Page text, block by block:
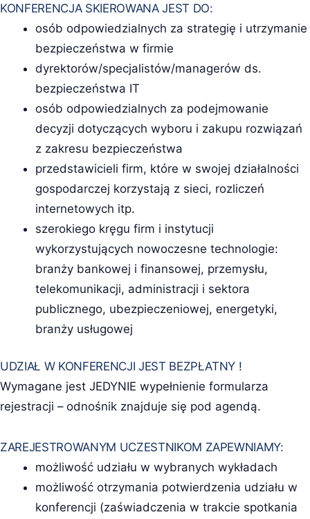
KONFERENCJA SKIEROWANA JEST DO:
osób odpowiedzialnych za strategię i utrzymanie
bezpieczeństwa w firmie
dyrektorów/specjalistów/managerów ds.
bezpieczeństwa IT
osób odpowiedzialnych za podejmowanie
decyzji dotyczących wyboru i zakupu rozwiązań
z zakresu bezpieczeństwa
przedstawicieli firm, które w swojej działalności
gospodarczej korzystają z sieci, rozliczeń
internetowych itp.
szerokiego kręgu firm i instytucji
wykorzystujących nowoczesne technologie:
branży bankowej i finansowej, przemysłu,
telekomunikacji, administracji i sektora
publicznego, ubezpieczeniowej, energetyki,
branży usługowej
UDZIAŁ W KONFERENCJI JEST BEZPŁATNY !
Wymagane jest JEDYNIE wypełnienie formularza
rejestracji – odnośnik znajduje się pod agendą.
ZAREJESTROWANYM UCZESTNIKOM ZAPEWNIAMY:
możliwość udziału w wybranych wykładach
możliwość otrzymania potwierdzenia udziału w
konferencji (zaświadczenia w trakcie spotkania